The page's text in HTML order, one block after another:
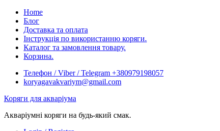
Skip
content
Home
Блог
Доставка та оплата
Інструкція по використанню коряги.
Каталог та замовлення товару.
Корзина.
Телефон / Viber / Telegram +380979198057
koryagavakvariym@gmail.com
Коряги для акваріума
Акваріумні коряги на будь-який смак.